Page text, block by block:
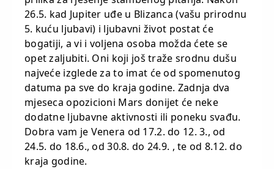
26.5. kad Jupiter uđe u Blizanca (vašu prirodnu
5. kuću ljubavi) i ljubavni život postat će
bogatiji, a vi i voljena osoba možda ćete se
opet zaljubiti. Oni koji još traže srodnu dušu
najveće izglede za to imat će od spomenutog
datuma pa sve do kraja godine. Zadnja dva
mjeseca opozicioni Mars donijet će neke
dodatne ljubavne aktivnosti ili poneku svađu.
Dobra vam je Venera od 17.2. do 12. 3., od
24.5. do 18.6., od 30.8. do 24.9. , te od 8.12. do
kraja godine.